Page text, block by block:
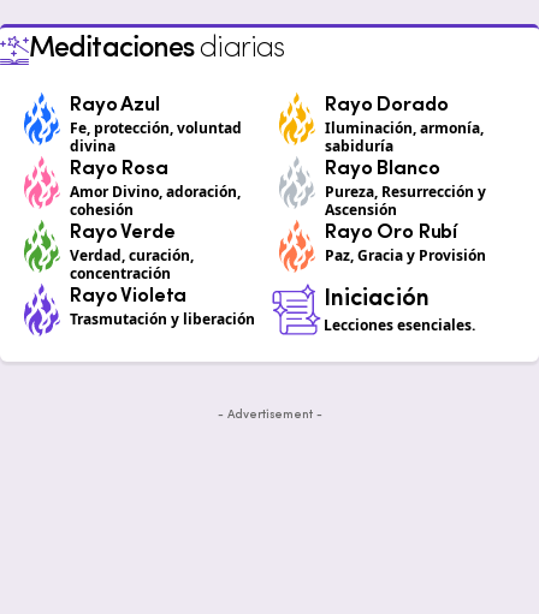
Meditacionesdiarias
Rayo Azul
Fe, protección, voluntad
divina
Rayo Dorado
Iluminación, armonía,
sabiduría
Rayo Rosa
Amor Divino, adoración,
cohesión
Rayo Blanco
Pureza, Resurrección y
Ascensión
Rayo Verde
Verdad, curación,
concentración
Rayo Oro Rubí
Paz, Gracia y Provisión
Rayo Violeta
Trasmutación y liberación
Iniciación
Lecciones esenciales.
- Advertisement -